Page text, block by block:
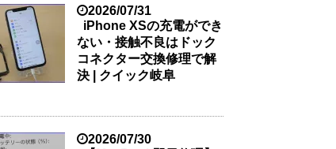
2026/07/31
iPhone XSの充電ができ
ない・接触不良はドック
コネクター交換修理で解
決 | クイック岐阜
2026/07/30